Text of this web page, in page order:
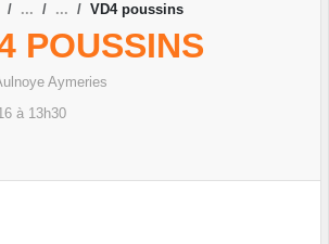
VD4 poussins
POUSSINS
Aymeries
à 13h30